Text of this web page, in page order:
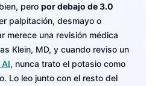
pero por debajo de 3.0
palpitación, desmayo o
merece una revisión médica
Klein, MD, y cuando reviso un
, nunca trato el potasio como
Lo leo junto con el resto del